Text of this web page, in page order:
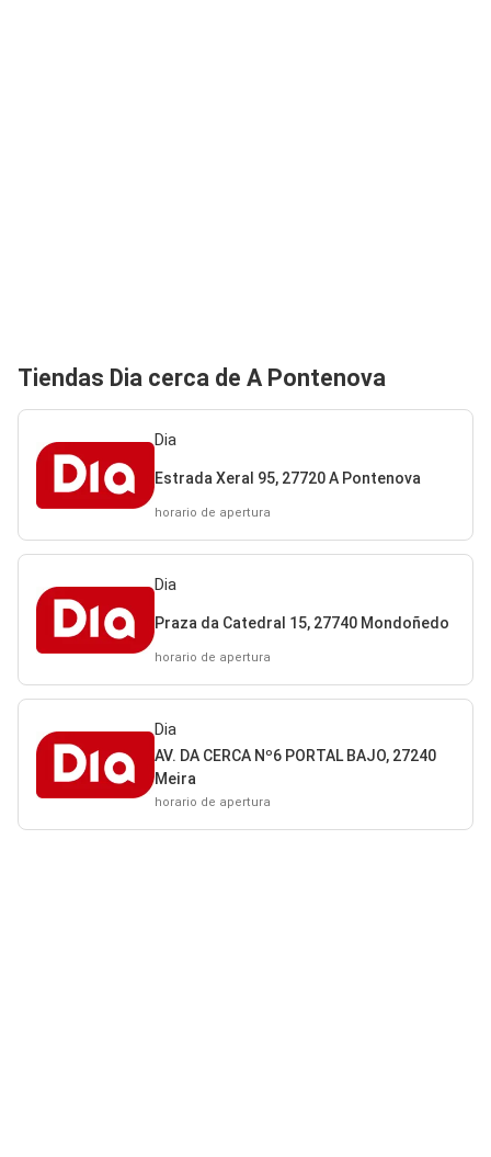
Tiendas Dia cerca de A Pontenova
Dia
Estrada Xeral 95, 27720 A Pontenova
horario de apertura
Dia
Praza da Catedral 15, 27740 Mondoñedo
horario de apertura
Dia
AV. DA CERCA Nº6 PORTAL BAJO, 27240
Meira
horario de apertura